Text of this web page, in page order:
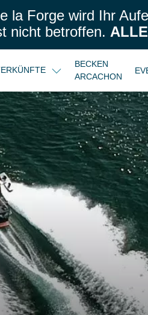
la Forge wird Ihr
nicht betroffen.
BECKEN
ARCACHON